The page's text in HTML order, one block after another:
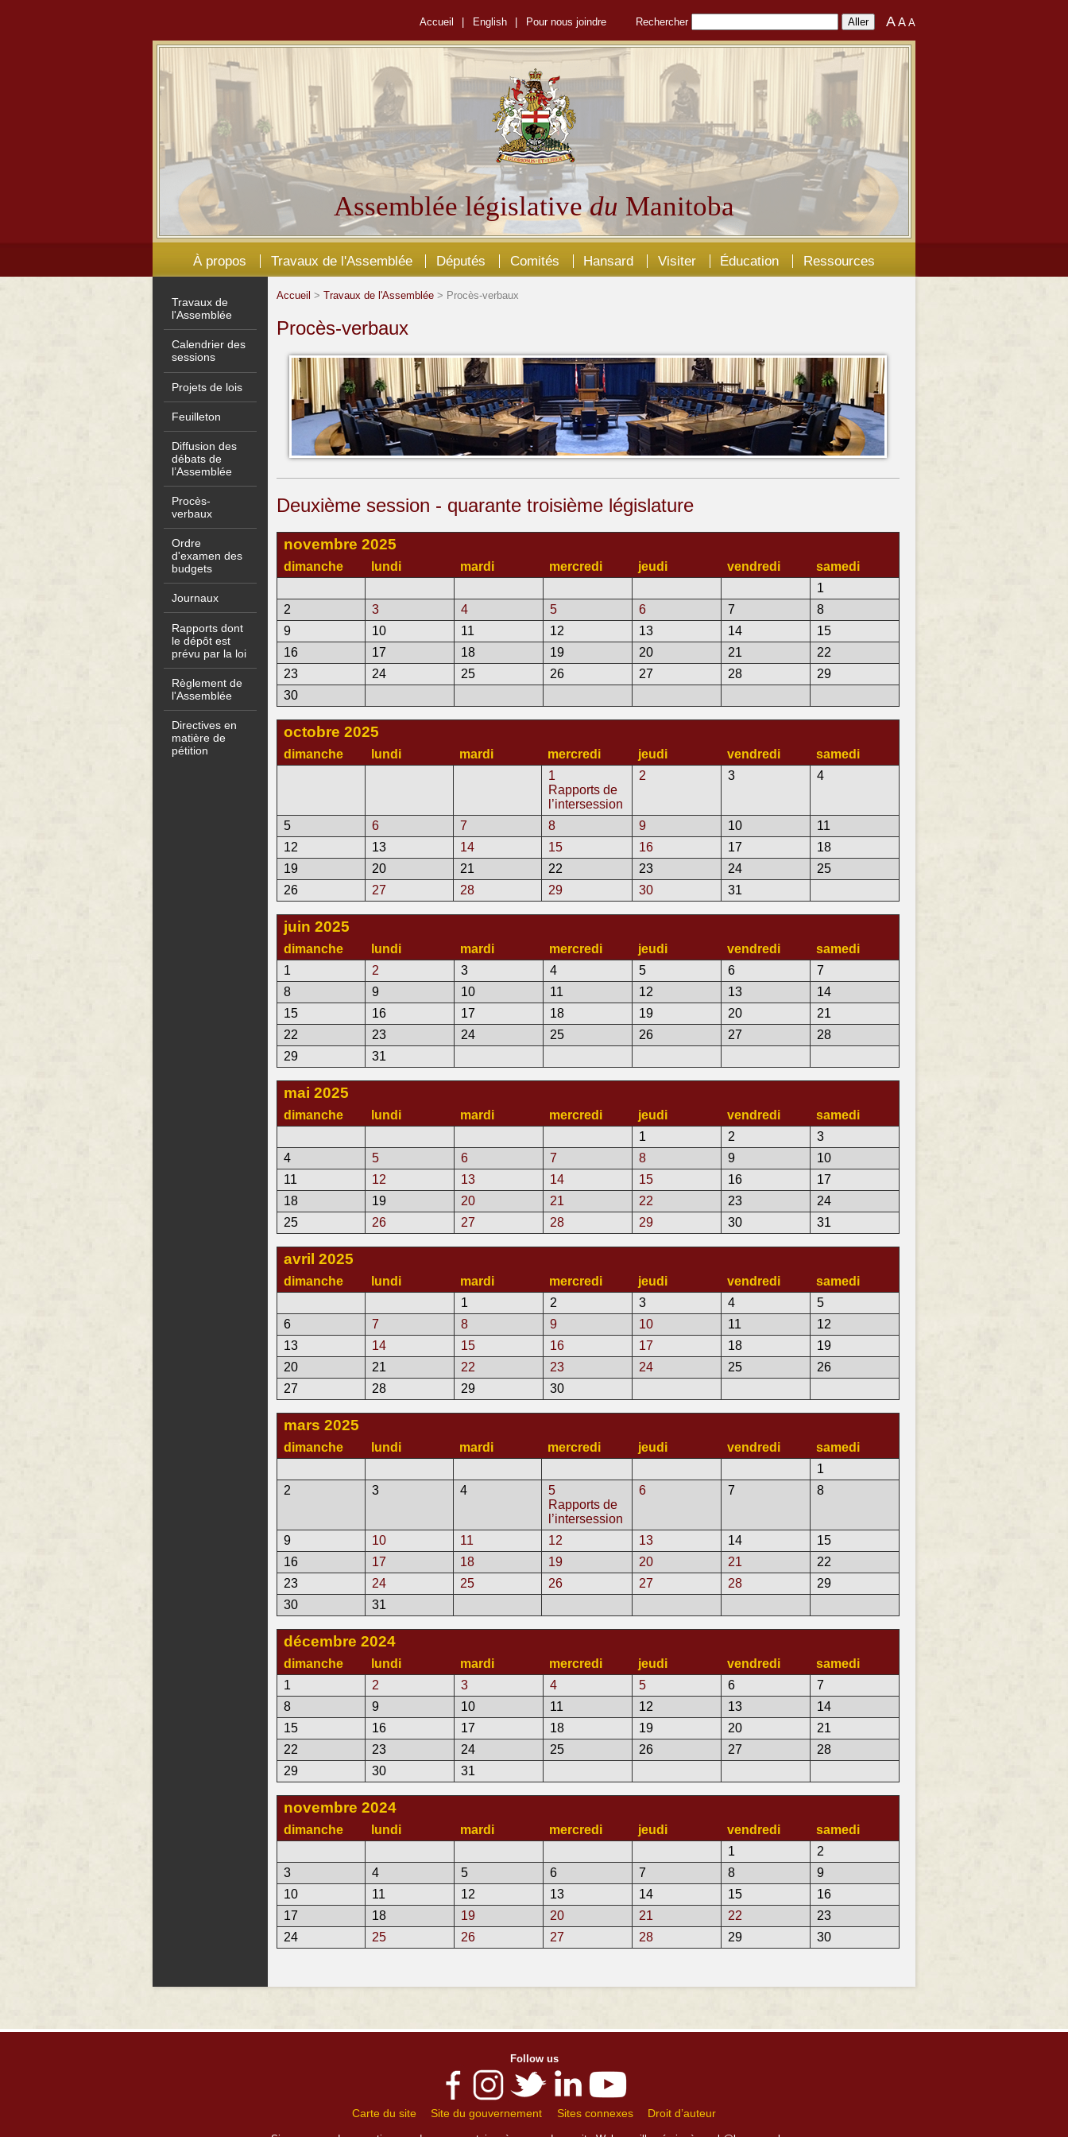
Accueil English Pour nous joindre Rechercher AA A
Assemblée législativedu Manitoba
À propos Travaux de l'Assemblée Députés Comités Hansard Visiter Éducation Ressources
Travaux de
l'Assemblée
Calendrier des
sessions
Projets de lois
Feuilleton
Diffusion des
débats de
l’Assemblée
Procès-
verbaux
Ordre
d'examen des
budgets
Journaux
Rapports dont
le dépôt est
prévu par la loi
Règlement de
l'Assemblée
Directives en
matière de
pétition
Accueil > Travaux de l'Assemblée > Procès-verbaux
Procès-verbaux
Deuxième session - quarante troisième législature
novembre 2025
dimanche lundi mardi mercredi jeudi vendredi
samedi
1
2
3 4 5 6 7
8
9
10 11 12 13 14
15
16
17 18 19 20 21
22
23
24 25 26 27 28
29
30
octobre 2025
dimanche lundi mardi mercredi jeudi vendredi
samedi
1
Rapports de
l’intersession
2 3 4
5 6 7 8 9 10
11
12
13 14 15 16 17
18
19
20 21 22 23 24
25
26
27 28 29 30 31
juin 2025
dimanche lundi mardi mercredi jeudi vendredi
samedi
1
2 3 4 5 6
7
8
9 10 11 12 13
14
15
16 17 18 19 20
21
22
23 24 25 26 27
28
29
31
mai 2025
dimanche lundi mardi mercredi jeudi vendredi
samedi
1
2
3
4
5 6 7 8 9
10
11
12 13 14 15 16
17
18
19 20 21 22 23
24
25
26 27 28 29 30 31
avril 2025
dimanche lundi mardi mercredi jeudi vendredi
samedi
1
2 3 4
5
6
7 8 9 10 11
12
13
14 15 16 17 18
19
20
21 22 23 24 25
26
27
28 29 30
mars 2025
dimanche lundi mardi mercredi jeudi vendredi
samedi
1
2
3 4
5
Rapports de
l’intersession
6 7 8
9 10 11 12 13 14
15
16
17 18 19 20 21
22
23
24 25 26 27 28
29
30
31
décembre 2024
dimanche lundi mardi mercredi jeudi vendredi
samedi
1
2 3 4 5 6
7
8
9 10 11 12 13
14
15
16 17 18 19 20
21
22
23 24 25 26 27
28
29
30 31
novembre 2024
dimanche lundi mardi mercredi jeudi vendredi
samedi
1
2
3
4 5 6 7 8
9
10
11 12 13 14 15
16
17
18 19 20 21 22
23
24
25 26 27 28 29 30
Follow us
Carte du site Site du gouvernement Sites connexes Droit d’auteur